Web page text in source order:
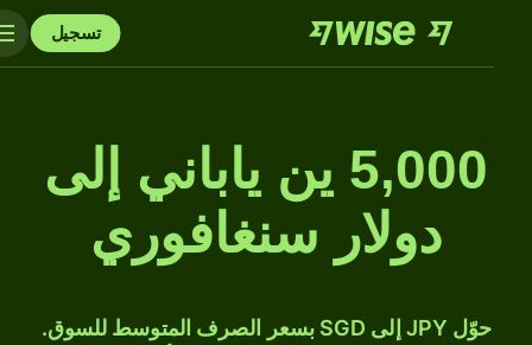
تسجيل
5,000 ين ياباني إلى
دولار سنغافوري
حوّل JPY إلى SGD بسعر الصرف المتوسط للسوق.